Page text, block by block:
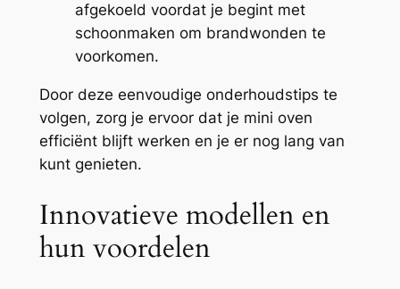
afgekoeld voordat je begint met
schoonmaken om brandwonden te
voorkomen.
Door deze eenvoudige onderhoudstips te
volgen, zorg je ervoor dat je mini oven
efficiënt blijft werken en je er nog lang van
kunt genieten.
Innovatieve modellen en
hun voordelen